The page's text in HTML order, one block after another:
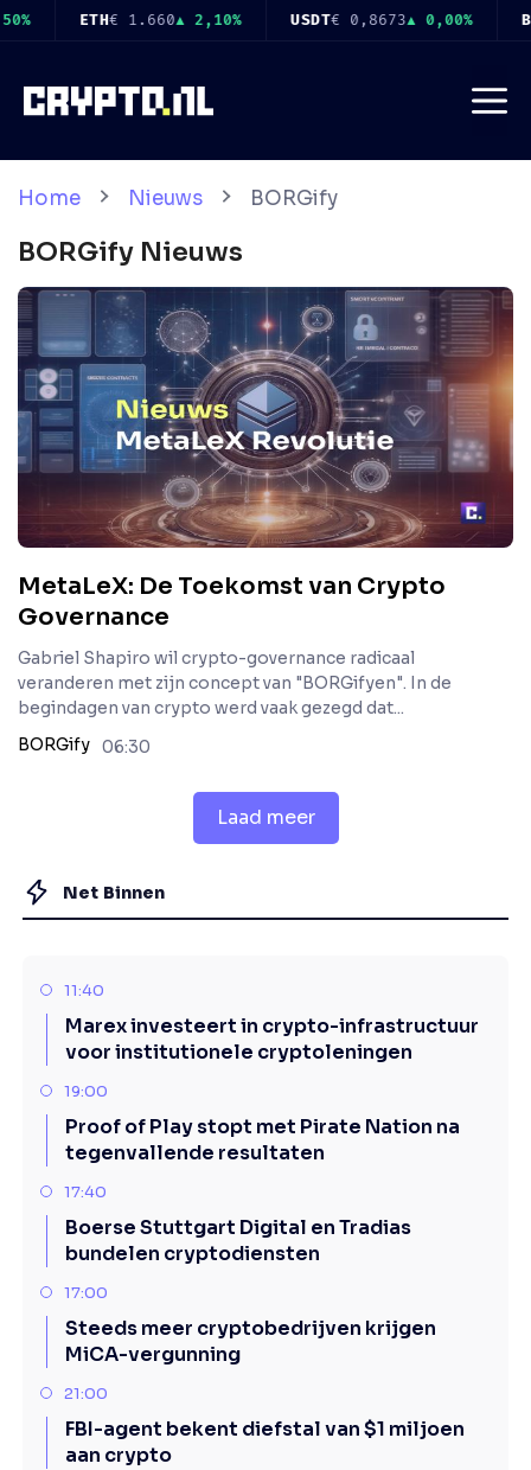
Ga
inhoud
€ 0,8673▲ 0,00% BNB € 519▲ 1,60% USDC€ 0,8677
Home Nieuws BORGify
BORGify Nieuws
MetaLeX: De Toekomst van Crypto
Governance
Gabriel Shapiro wil crypto-governance radicaal
veranderen met zijn concept van "BORGifyen". In de
begindagen van crypto werd vaak gezegd dat...
BORGify 06:30
Laad meer
Net Binnen
11:40
Marex investeert in crypto-infrastructuur
voor institutionele cryptoleningen
19:00
Proof of Play stopt met Pirate Nation na
tegenvallende resultaten
17:40
Boerse Stuttgart Digital en Tradias
bundelen cryptodiensten
17:00
Steeds meer cryptobedrijven krijgen
MiCA-vergunning
21:00
FBI-agent bekent diefstal van $1 miljoen
aan crypto